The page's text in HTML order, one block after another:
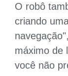
O robô
criando
máximo de
você não